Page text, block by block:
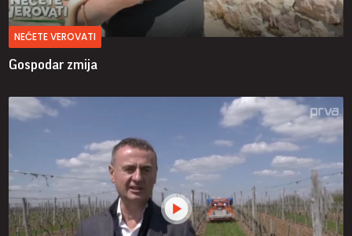
NEĆETE VEROVATI
Gospodar zmija